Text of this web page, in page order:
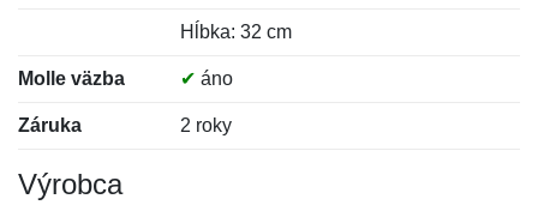
Hĺbka: 32 cm
Molle väzba ✔ áno
Záruka 2 roky
Výrobca